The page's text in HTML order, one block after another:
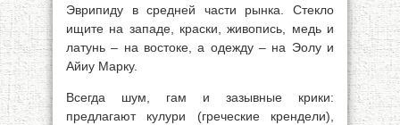
Эврипиду в средней части рынка. Стекло
ищите на западе, краски, живопись, медь и
латунь – на востоке, а одежду – на Эолу и
Айиу Марку.
Всегда шум, гам и зазывные крики:
предлагают кулури (греческие крендели),